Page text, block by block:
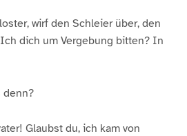
wirf den Schleier über, den
dich um Vergebung bitten? In
denn?
Glaubst du, ich kam von